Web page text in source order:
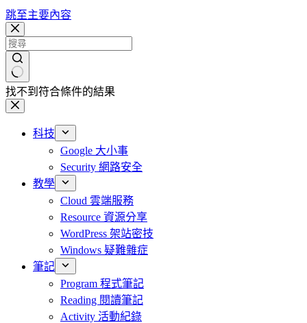
跳至主要內容
找不到符合條件的結果
科技
Google 大小事
Security 網路安全
教學
Cloud 雲端服務
Resource 資源分享
WordPress 架站密技
Windows 疑難雜症
筆記
Program 程式筆記
Reading 閱讀筆記
Activity 活動紀錄